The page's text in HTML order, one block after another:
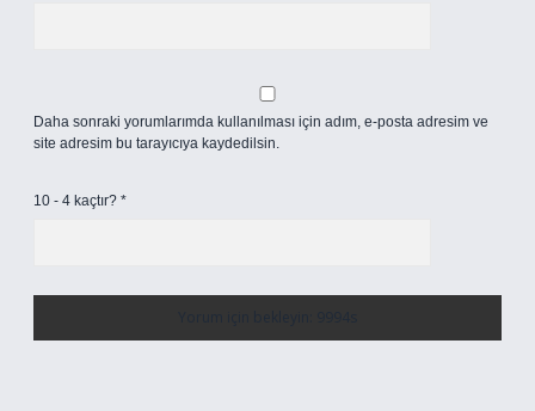
Daha sonraki yorumlarımda kullanılması için adım, e-posta adresim ve
site adresim bu tarayıcıya kaydedilsin.
10 - 4 kaçtır? *